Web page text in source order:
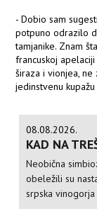
- Dobio sam
potpuno odrazilo
tamjanike. Znam
francuskoj
širaza i vionjea,
jedinstvenu
08.08.2026.
KAD NA
Neobična
obeležili su
srpska vinogorja